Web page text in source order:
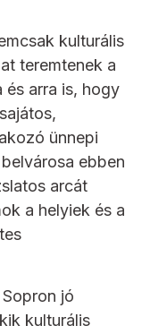
kulturális
teremtenek a
arra is, hogy
ünnepi
ebben
arcát
a helyiek és a
jó
kulturális